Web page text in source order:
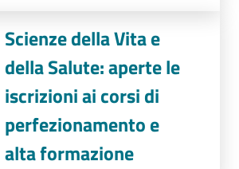
Scienze della Vita e
della Salute: aperte le
iscrizioni ai corsi di
perfezionamento e
alta formazione